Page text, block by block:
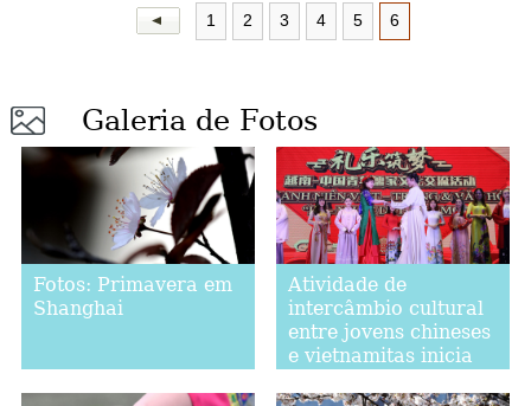
1 2 3 4 5 6
Galeria de Fotos
Fotos: Primavera em
Shanghai
Atividade de
intercâmbio cultural
entre jovens chineses
e vietnamitas inicia